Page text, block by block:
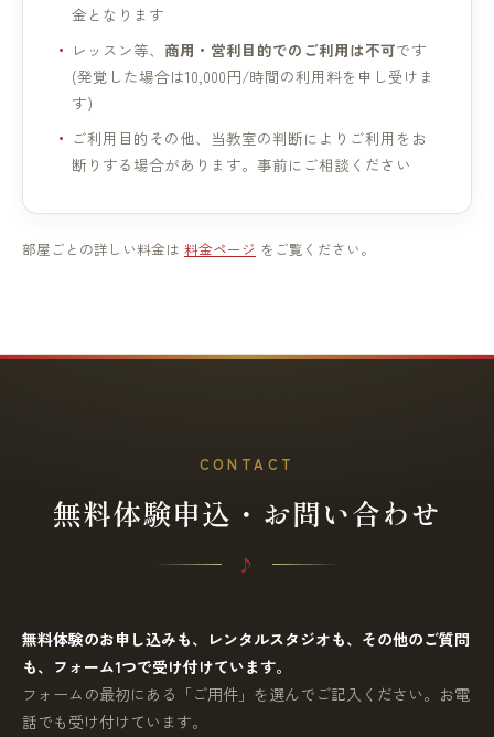
金となります
レッスン等、 商用・営利目的でのご利用は不可です
(発覚した場合は10,000円/時間の利用料を申し受けま
す)
ご利用目的その他、当教室の判断によりご利用をお
断りする場合があります。事前にご相談ください
部屋ごとの詳しい料金は 料金ページ をご覧ください。
CONTACT
無料体験申込・お問い合わせ
無料体験のお申し込みも、レンタルスタジオも、その他のご質問
も、フォーム1つで受け付けています。
フォームの最初にある「ご用件」を選んでご記入ください。お電
話でも受け付けています。